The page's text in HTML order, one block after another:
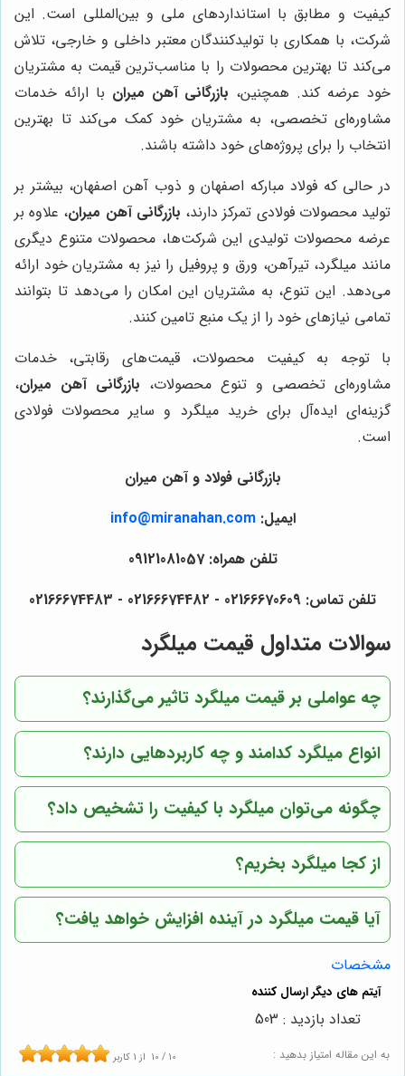
کیفیت و مطابق با استانداردهای ملی و بین‌المللی است. این
شرکت، با همکاری با تولیدکنندگان معتبر داخلی و خارجی، تلاش
می‌کند تا بهترین محصولات را با مناسب‌ترین قیمت به مشتریان
خود عرضه کند. همچنین، بازرگانی آهن میران با ارائه خدمات
مشاوره‌ای تخصصی، به مشتریان خود کمک می‌کند تا بهترین
انتخاب را برای پروژه‌های خود داشته باشند.
در حالی که فولاد مبارکه اصفهان و ذوب آهن اصفهان، بیشتر بر
تولید محصولات فولادی تمرکز دارند، بازرگانی آهن میران، علاوه بر
عرضه محصولات تولیدی این شرکت‌ها، محصولات متنوع دیگری
مانند میلگرد، تیرآهن، ورق و پروفیل را نیز به مشتریان خود ارائه
می‌دهد. این تنوع، به مشتریان این امکان را می‌دهد تا بتوانند
تمامی نیازهای خود را از یک منبع تامین کنند.
با توجه به کیفیت محصولات، قیمت‌های رقابتی، خدمات
مشاوره‌ای تخصصی و تنوع محصولات، بازرگانی آهن میران،
گزینه‌ای ایده‌آل برای خرید میلگرد و سایر محصولات فولادی
است.
بازرگانی فولاد و آهن میران
ایمیل:info@miranahan.com
تلفن همراه: 09121081057
تلفن تماس: 02166670609 - 02166674482 - 02166674483
سوالات متداول قیمت میلگرد
چه عواملی بر قیمت میلگرد تاثیر می‌گذارند؟
انواع میلگرد کدامند و چه کاربردهایی دارند؟
چگونه می‌توان میلگرد با کیفیت را تشخیص داد؟
از کجا میلگرد بخریم؟
آیا قیمت میلگرد در آینده افزایش خواهد یافت؟
مشخصات
به این مقاله امتیاز بدهید : 10 / 10 از 1 کاربر
تعداد بازدید : 503